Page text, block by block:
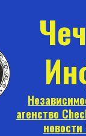
агенство